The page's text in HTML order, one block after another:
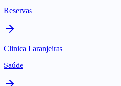
Reservas
Clinica Laranjeiras
Saúde